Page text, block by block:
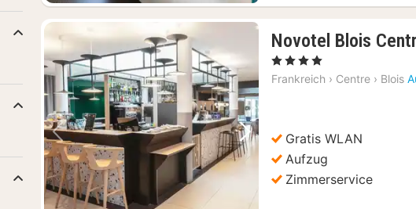
Vorheriges Bild Nächstes Bild
Novotel Blois
, 4 Sterne
Frankreich › Centre › Blois
Gratis WLAN
Aufzug
Zimmerservice